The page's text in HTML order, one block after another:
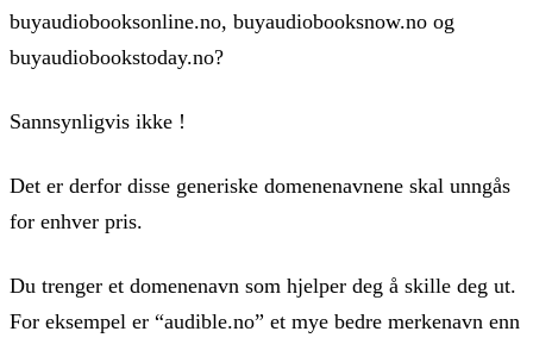
buyaudiobooksonline.no, buyaudiobooksnow.no og
buyaudiobookstoday.no?
Sannsynligvis ikke !
Det er derfor disse generiske domenenavnene skal unngås
for enhver pris.
Du trenger et domenenavn som hjelper deg å skille deg ut.
For eksempel er “audible.no” et mye bedre merkenavn enn